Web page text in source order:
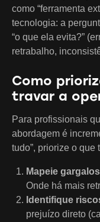
como “ferramenta
tecnologia: a
“o que ela evita?”
retrabalho,
Como
travar a
Para profissionais
abordagem é
tudo”, priorize o que
Mapeie gargalos
Onde há mais
Identifique
prejuízo direto